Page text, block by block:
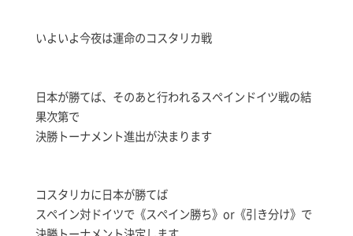
いよいよ今夜は運命のコスタリカ戦
日本が勝てば、そのあと行われるスペインドイツ戦の結
果次第で
決勝トーナメント進出が決まります
コスタリカに日本が勝てば
スペイン対ドイツで《スペイン勝ち》or《引き分け》で